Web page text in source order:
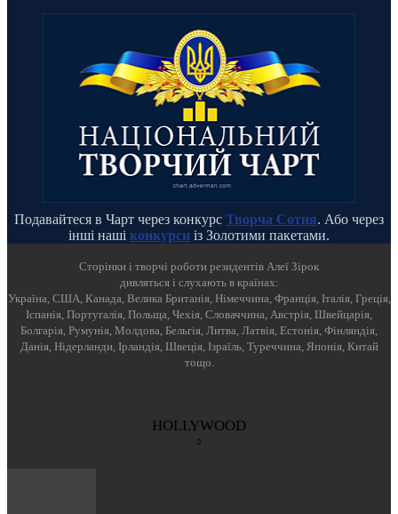
Подавайтеся в Чарт через конкурс Творча Сотня. Або через
інші наші конкурси із Золотими пакетами.
Cторінки і творчі роботи резидентів Алеї Зірок
дивляться і слухають в країнах:
Україна, США, Канада, Велика Британія, Німеччина, Франція, Італія, Греція,
Іспанія, Португалія, Польща, Чехія, Словаччина, Австрія, Швейцарія,
Болгарія, Румунія, Молдова, Бельгія, Литва, Латвія, Естонія, Фінляндія,
Данія, Нідерланди, Ірландія, Швеція, Ізраїль, Туреччина, Японія, Китай
тощо.
HOLLYWOOD